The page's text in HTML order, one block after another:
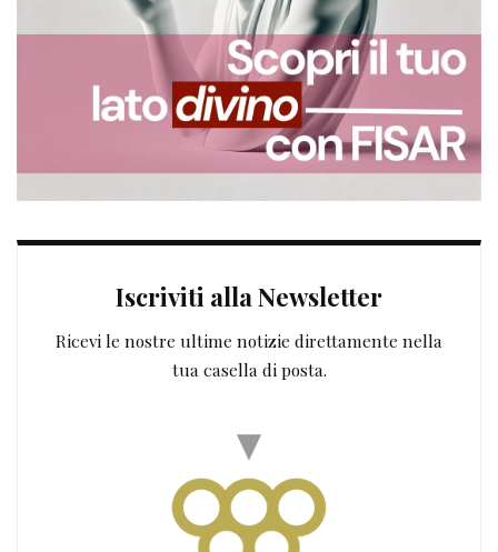
Iscriviti alla Newsletter
Ricevi le nostre ultime notizie direttamente nella
tua casella di posta.